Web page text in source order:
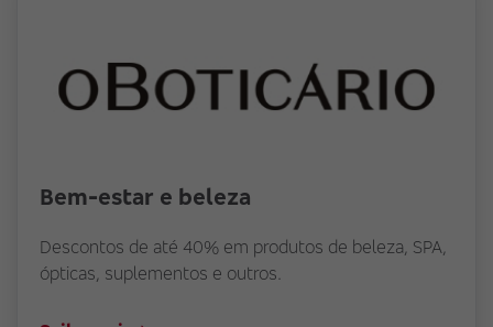
Bem-estar e beleza
Descontos de até 40% em produtos de beleza, SPA,
ópticas, suplementos e outros.